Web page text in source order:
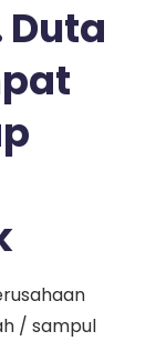
Duta
/ sampul